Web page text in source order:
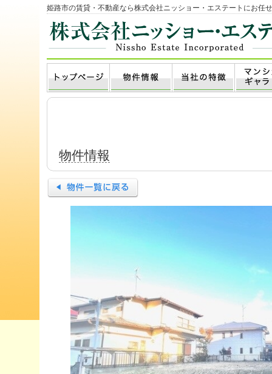
姫路市の賃貸・不動産なら株式会社ニッショー・エステートにお任
物件情報